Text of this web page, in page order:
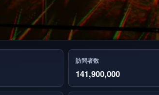
訪問者数
141,900,000